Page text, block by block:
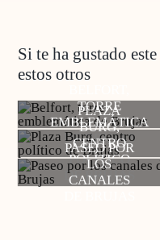
Si te ha gustado
estos otros
TORRE
EMBLEMÁTICA
DE BRUJAS
PLAZA
BURG,
CENTRO
POLÍTICO
DE BRUJAS
PASEO POR
LOS
CANALES